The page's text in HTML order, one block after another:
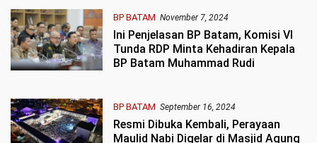
BP BATAM November 7, 2024
Ini Penjelasan BP Batam, Komisi VI
Tunda RDP Minta Kehadiran Kepala
BP Batam Muhammad Rudi
BP BATAM September 16, 2024
Resmi Dibuka Kembali, Perayaan
Maulid Nabi Digelar di Masjid Agung